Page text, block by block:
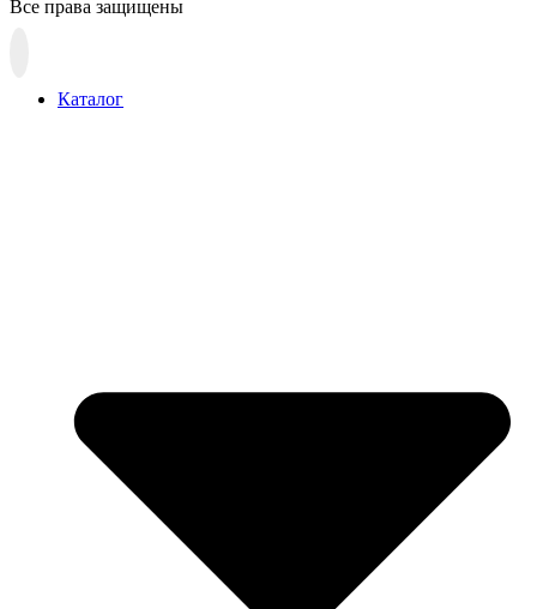
Все права защищены
вверхКаталог